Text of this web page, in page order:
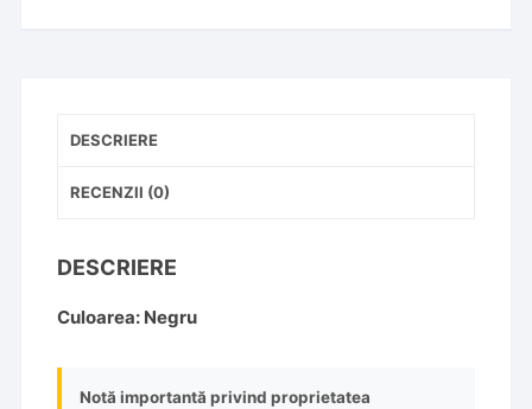
DESCRIERE
RECENZII (0)
DESCRIERE
Culoarea: Negru
Notă importantă privind proprietatea